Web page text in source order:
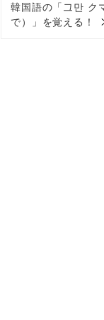
韓国語の「그만 ク
で）」を覚える！